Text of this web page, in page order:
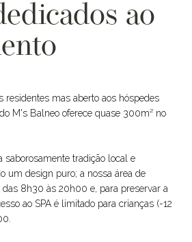
ao
residentes mas aberto aos hóspedes
M's Balneo oferece quase 300m² no
saborosamente tradição local e
um design puro; a nossa área de
das 8h30 às 20h00 e, para preservar a
ao SPA é limitado para crianças (-12